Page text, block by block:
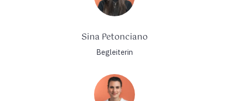
Sina Petonciano
Begleiterin